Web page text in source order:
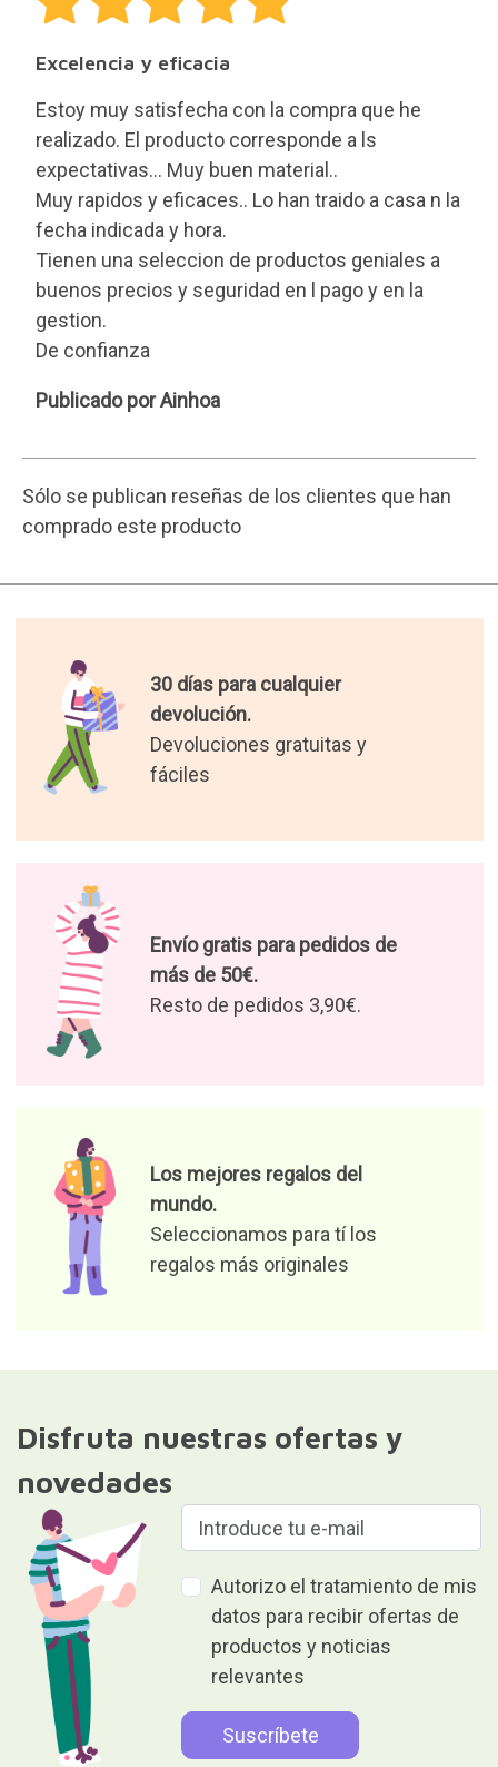
Excelencia y eficacia
Estoy muy satisfecha con la compra que he
realizado. El producto corresponde a ls
expectativas... Muy buen material..
Muy rapidos y eficaces.. Lo han traido a casa n la
fecha indicada y hora.
Tienen una seleccion de productos geniales a
buenos precios y seguridad en l pago y en la
gestion.
De confianza
Ainhoa
Publicado por Ainhoa
Sólo se publican reseñas de los clientes que han
comprado este producto
30 días para cualquier
devolución.
Devoluciones gratuitas y
fáciles
Envío gratis para pedidos de
más de 50€.
Resto de pedidos 3,90€.
Los mejores regalos del
mundo.
Seleccionamos para tí los
regalos más originales
Disfruta nuestras ofertas y
novedades
Autorizo el tratamiento de mis
datos para recibir ofertas de
productos y noticias
relevantes